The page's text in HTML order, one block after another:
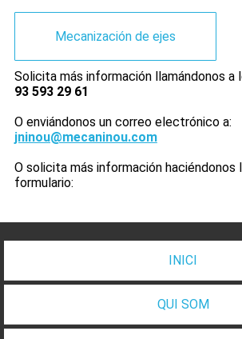
Mecanización de ejes
Solicita más información llamándonos a
93 593 29 61
O enviándonos un correo electrónico a:
jninou@mecaninou.com
O solicita más información haciéndonos
formulario:
INICI
QUI SOM